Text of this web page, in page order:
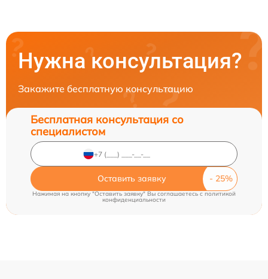
Нужна консультация?
Закажите бесплатную консультацию
Бесплатная консультация со
специалистом
Оставить заявку
Нажимая на кнопку "Оставить заявку" Вы соглашаетесь c политикой
конфиденциальности